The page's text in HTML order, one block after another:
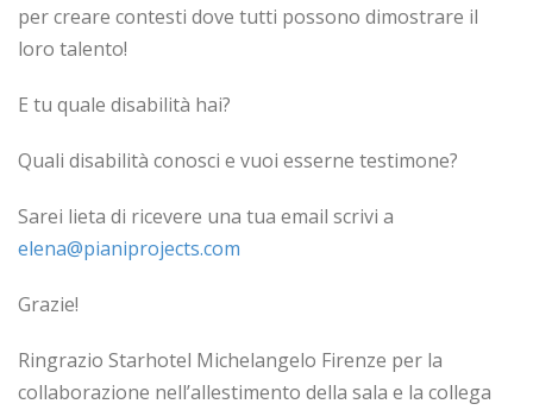
per creare contesti dove tutti possono dimostrare il
loro talento!
E tu quale disabilità hai?
Quali disabilità conosci e vuoi esserne testimone?
Sarei lieta di ricevere una tua email scrivi a
elena@pianiprojects.com
Grazie!
Ringrazio Starhotel Michelangelo Firenze per la
collaborazione nell’allestimento della sala e la collega